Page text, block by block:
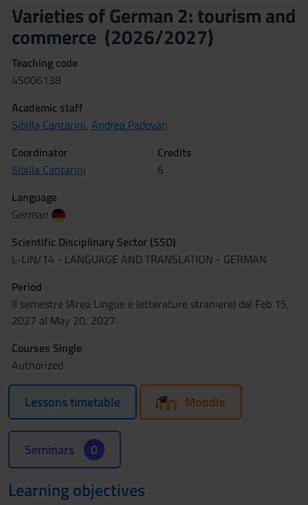
Varieties of German 2: tourism and
commerce (2026/2027)
Teaching code
4S006138
Academic staff
Sibilla Cantarini, Andrea Padovan
Coordinator
Sibilla Cantarini
Credits
6
Language
German
Scientific Disciplinary Sector (SSD)
L-LIN/14 - LANGUAGE AND TRANSLATION - GERMAN
Period
II semestre (Area Lingue e letterature straniere) dal Feb 15,
2027 al May 20, 2027.
Courses Single
Authorized
Lessons timetable Moodle
Seminars 0
Learning objectives